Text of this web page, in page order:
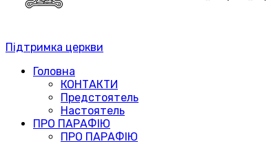
Підтримка церкви
Головна
КОНТАКТИ
Предстоятель
Настоятель
ПРО ПАРАФІЮ
ПРО ПАРАФІЮ